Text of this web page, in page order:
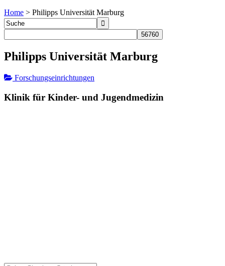
Home > Philipps Universität Marburg
Philipps Universität Marburg
Forschungseinrichtungen
Klinik für Kinder- und Jugendmedizin